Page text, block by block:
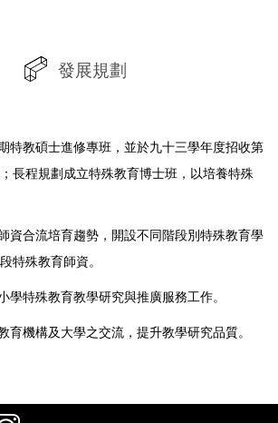
發展規劃
特教碩士進修專班，並於九十三學年度招收第
長程規劃成立特殊教育博士班，以培養特殊
資合流培育趨勢，開設不同階段別特殊教育學
特殊教育師資。
學特殊教育教學研究與推廣服務工作。
育機構及大學之交流，提升教學研究品質。